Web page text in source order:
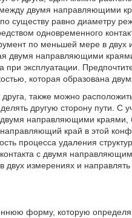
двумя направляющими
равно диаметру
одновременного
по меньшей мере в двух
двумя направляющими
эксплуатации.
которая образована
также можно
другую сторону пути. С
направляющими краями,
край в этой
процесса удаления
с двумя
измерениях и
форму, которую